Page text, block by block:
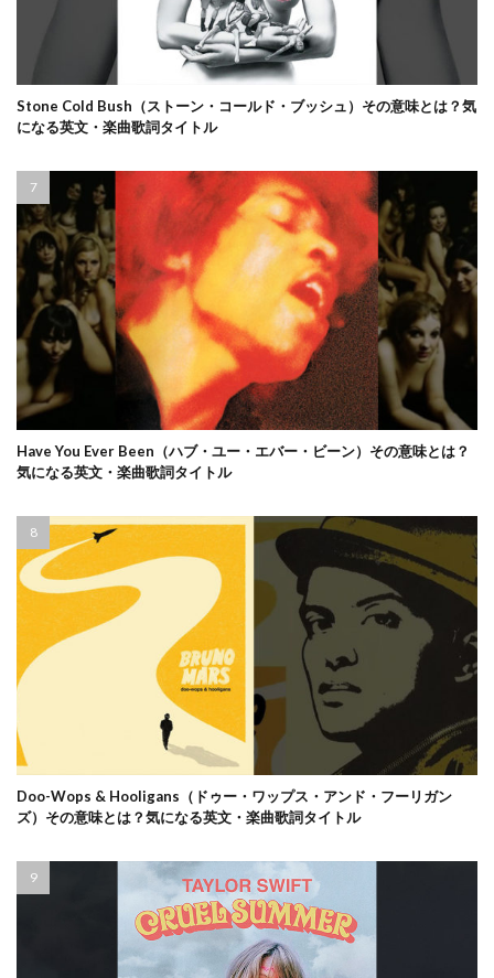
Stone Cold Bush（ストーン・コールド・ブッシュ）その意味とは？気
になる英文・楽曲歌詞タイトル
Have You Ever Been（ハブ・ユー・エバー・ビーン）その意味とは？
気になる英文・楽曲歌詞タイトル
Doo-Wops & Hooligans（ドゥー・ワップス・アンド・フーリガン
ズ）その意味とは？気になる英文・楽曲歌詞タイトル